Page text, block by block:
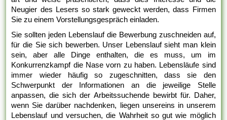
Neugier des Lesers so stark geweckt werden, dass Firmen
Sie zu einem Vorstellungsgespräch einladen.
Sie sollten jeden Lebenslauf die Bewerbung zuschneiden auf,
für die Sie sich bewerben. Unser Lebenslauf sieht man klein
sein, aber alle Dinge enthalten, die es muss, um im
Konkurrenzkampf die Nase vorn zu haben. Lebensläufe sind
immer wieder häufig so zugeschnitten, dass sie den
Schwerpunkt der Informationen an die jeweilige Stelle
anpassen, die sich der Arbeitssuchende bewirbt für. Daher,
wenn Sie darüber nachdenken, liegen unsereins in unserem
Lebenslauf und versuchen, die Wahrheit so gut wie möglich